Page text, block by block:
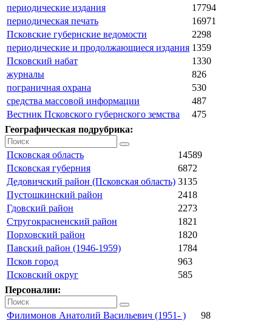
периодические издания
17794
периодическая печать
16971
Псковские губернские ведомости
2298
периодические и продолжающиеся издания 1359
Псковский набат
1330
журналы
826
пограничная охрана
530
средства массовой информации
487
Вестник Псковского губернского земства
475
Географическая подрубрика:
Псковская область
14589
Псковская губерния
6872
Дедовичский район (Псковская область) 3135
Пустошкинский район
2418
Гдовский район
2273
Стругокрасненский район
1821
Порховский район
1820
Павский район (1946-1959)
1784
Псков город
963
Псковский округ
585
Персоналии:
Филимонов Анатолий Васильевич (1951- )
98